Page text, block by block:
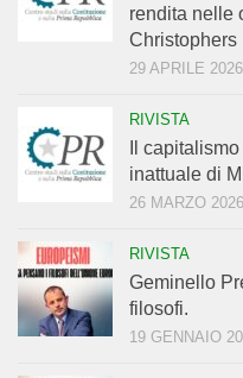
rendita nelle
Christophers
29 APRILE 2026
RIVISTA
Il
inattuale di
26 MARZO 2026
RIVISTA
Geminello
filosofi.
19 GENNAIO